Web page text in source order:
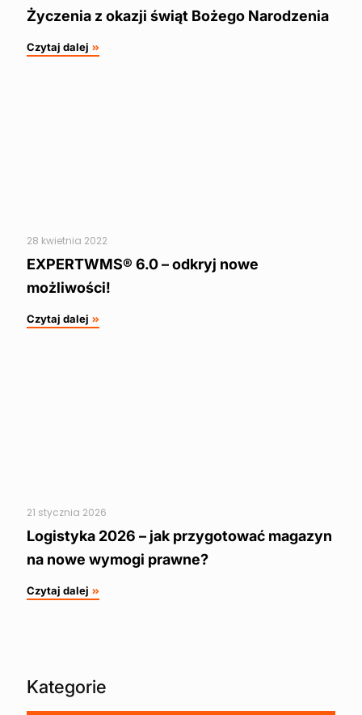
Życzenia z okazji świąt Bożego Narodzenia
Czytaj dalej
28 kwietnia 2022
EXPERTWMS® 6.0 – odkryj nowe
możliwości!
Czytaj dalej
21 stycznia 2026
Logistyka 2026 – jak przygotować magazyn
na nowe wymogi prawne?
Czytaj dalej
Kategorie